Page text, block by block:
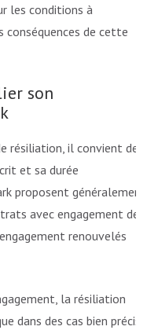
les conditions à
de cette
son
résiliation, il convient de
et sa durée
proposent généralement
avec engagement de
renouvelés
la résiliation
dans des cas bien précis.